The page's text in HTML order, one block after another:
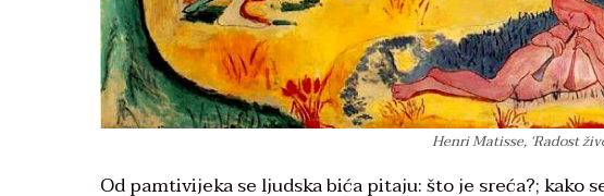
Henri Matisse, ‘Radost
Od pamtivijeka se ljudska bića pitaju: što je sreća?;